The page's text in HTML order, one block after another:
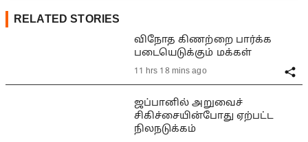
RELATED STORIES
விநோத கிணற்றை பார்க்க
படையெடுக்கும் மக்கள்
11 hrs 18 mins ago
ஜப்பானில் அறுவைச்
சிகிச்சையின்போது ஏற்பட்ட
நிலநடுக்கம்